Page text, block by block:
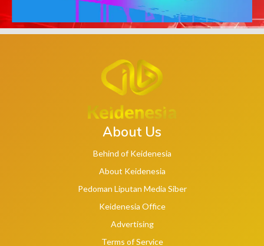
About Us
Behind of Keidenesia
About Keidenesia
Pedoman Liputan Media Siber
Keidenesia Office
Advertising
Terms of Service